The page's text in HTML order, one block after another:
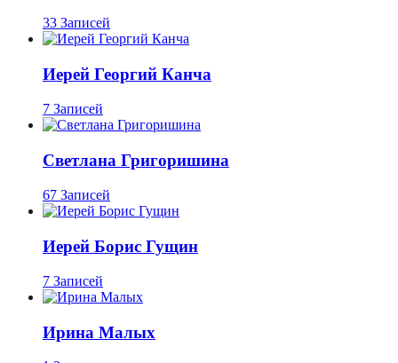
33 Записей
Иерей Георгий Канча
7 Записей
Светлана Григоришина
67 Записей
Иерей Борис Гущин
7 Записей
Ирина Малых